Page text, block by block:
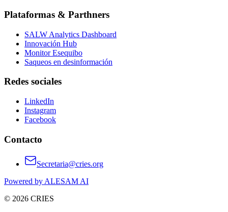
Plataformas & Parthners
SALW Analytics Dashboard
Innovación Hub
Monitor Esequibo
Saqueos en desinformación
Redes sociales
LinkedIn
Instagram
Facebook
Contacto
Secretaria@cries.org
Powered by ALESAM AI
© 2026 CRIES